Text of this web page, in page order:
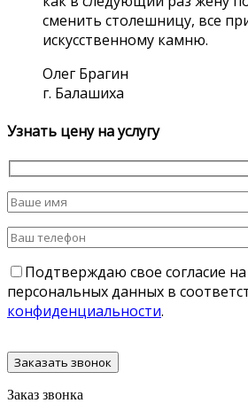
сменить столешницу, все
искусственному камню.
Олег Брагин
г. Балашиха
Узнать цену на услугу
Подтверждаю свое согласие
персональных данных в
конфиденциальности.
Заказ звонка